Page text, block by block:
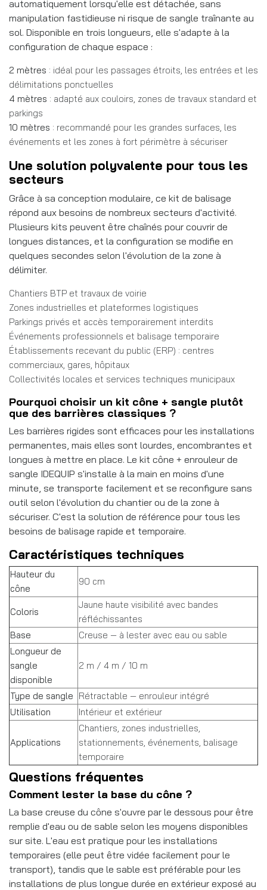
automatiquement lorsqu'elle est détachée, sans
manipulation fastidieuse ni risque de sangle traînante au
sol. Disponible en trois longueurs, elle s'adapte à la
configuration de chaque espace :
2 mètres : idéal pour les passages étroits, les entrées et les
délimitations ponctuelles
4 mètres : adapté aux couloirs, zones de travaux standard et
parkings
10 mètres : recommandé pour les grandes surfaces, les
événements et les zones à fort périmètre à sécuriser
Une solution polyvalente pour tous les
secteurs
Grâce à sa conception modulaire, ce kit de balisage
répond aux besoins de nombreux secteurs d'activité.
Plusieurs kits peuvent être chaînés pour couvrir de
longues distances, et la configuration se modifie en
quelques secondes selon l'évolution de la zone à
délimiter.
Chantiers BTP et travaux de voirie
Zones industrielles et plateformes logistiques
Parkings privés et accès temporairement interdits
Événements professionnels et balisage temporaire
Établissements recevant du public (ERP) : centres
commerciaux, gares, hôpitaux
Collectivités locales et services techniques municipaux
Pourquoi choisir un kit cône + sangle plutôt
que des barrières classiques ?
Les barrières rigides sont efficaces pour les installations
permanentes, mais elles sont lourdes, encombrantes et
longues à mettre en place. Le kit cône + enrouleur de
sangle IDEQUIP s'installe à la main en moins d'une
minute, se transporte facilement et se reconfigure sans
outil selon l'évolution du chantier ou de la zone à
sécuriser. C'est la solution de référence pour tous les
besoins de balisage rapide et temporaire.
Caractéristiques techniques
Hauteur du
cône
90 cm
Coloris
Jaune haute visibilité avec bandes
réfléchissantes
Base
Creuse — à lester avec eau ou sable
Longueur de
sangle
disponible
2 m / 4 m / 10 m
Type de sangle Rétractable — enrouleur intégré
Utilisation
Intérieur et extérieur
Applications
Chantiers, zones industrielles,
stationnements, événements, balisage
temporaire
Questions fréquentes
Comment lester la base du cône ?
La base creuse du cône s'ouvre par le dessous pour être
remplie d'eau ou de sable selon les moyens disponibles
sur site. L'eau est pratique pour les installations
temporaires (elle peut être vidée facilement pour le
transport), tandis que le sable est préférable pour les
installations de plus longue durée en extérieur exposé au